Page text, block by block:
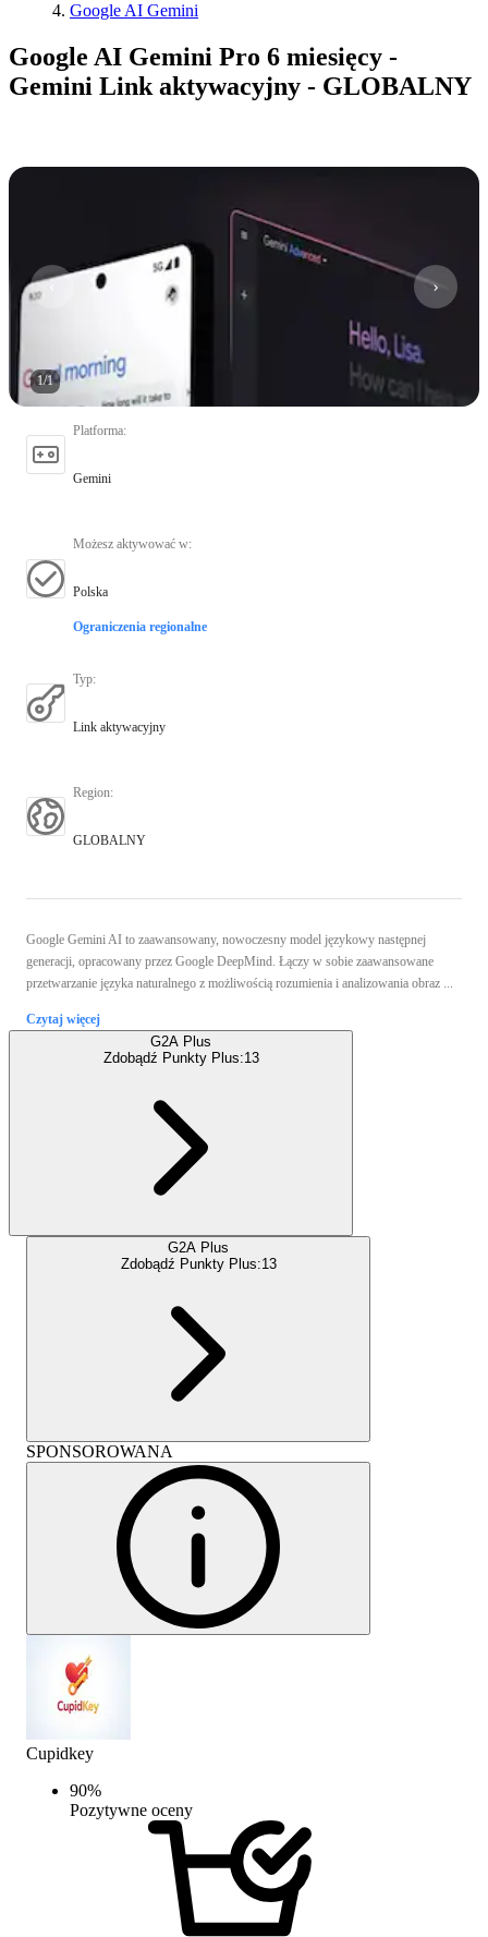
Google AI Gemini
Google AI Gemini Pro 6 miesięcy -
Gemini Link aktywacyjny - GLOBALNY
1/1
Platforma:
Gemini
Możesz aktywować w:
Polska
Ograniczenia regionalne
Typ:
Link aktywacyjny
Region:
GLOBALNY
Google Gemini AI to zaawansowany, nowoczesny model językowy następnej
generacji, opracowany przez Google DeepMind. Łączy w sobie zaawansowane
przetwarzanie języka naturalnego z możliwością rozumienia i analizowania obraz ...
Czytaj więcej
G2A Plus
Zdobądź Punkty Plus:13
G2A Plus
Zdobądź Punkty Plus:13
SPONSOROWANA
Cupidkey
90%
Pozytywne oceny